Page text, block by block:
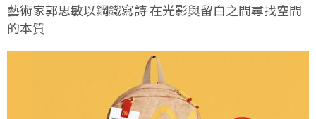
藝術家郭思敏以鋼鐵寫詩 在光影與留白之間尋找空間
的本質